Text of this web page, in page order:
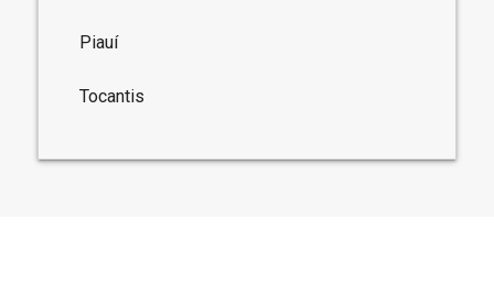
Piauí
Tocantis